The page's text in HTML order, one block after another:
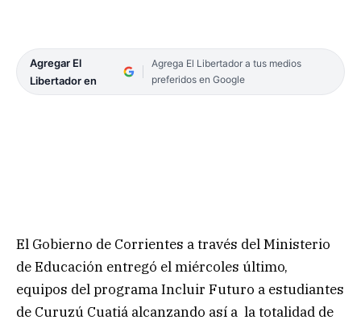
Agregar El
Libertador en
Agrega El Libertador a tus medios
preferidos en Google
El Gobierno de Corrientes a través del Ministerio
de Educación entregó el miércoles último,
equipos del programa Incluir Futuro a estudiantes
de Curuzú Cuatiá alcanzando así a la totalidad de